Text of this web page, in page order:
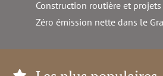
Construction routière et projets
Zéro émission nette dans le